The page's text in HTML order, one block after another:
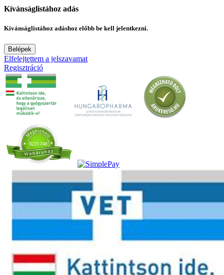
Kívánságlistához adás
Kívánságlistához adáshoz előbb be kell jelentkezni.
Belépek
Elfelejtettem a jelszavamat
Regisztráció